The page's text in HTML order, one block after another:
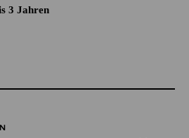
3 Jahren